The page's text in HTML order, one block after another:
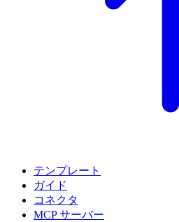
テンプレート
ガイド
コネクタ
MCP サーバー